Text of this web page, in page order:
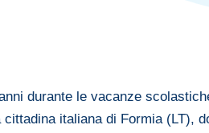
durante le vacanze
italiana di Formia (LT),